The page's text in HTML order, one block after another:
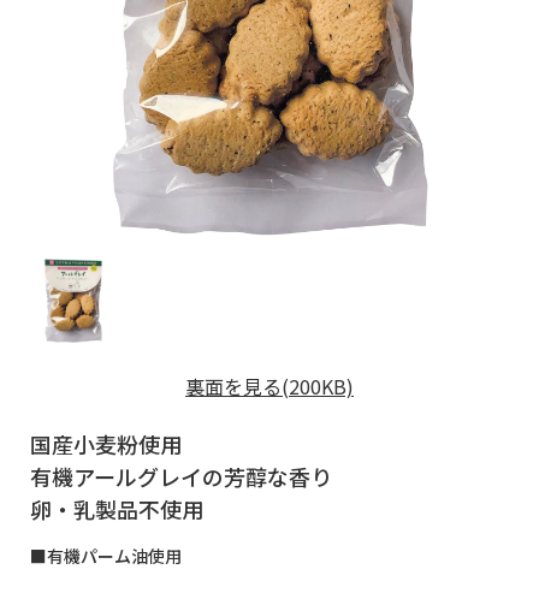
裏面を見る(200KB)
国産小麦粉使用
有機アールグレイの芳醇な香り
卵・乳製品不使用
■有機パーム油使用